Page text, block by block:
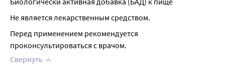
Не является лекарственным средством.
Перед применением рекомендуется
проконсультироваться с врачом.
Свернуть